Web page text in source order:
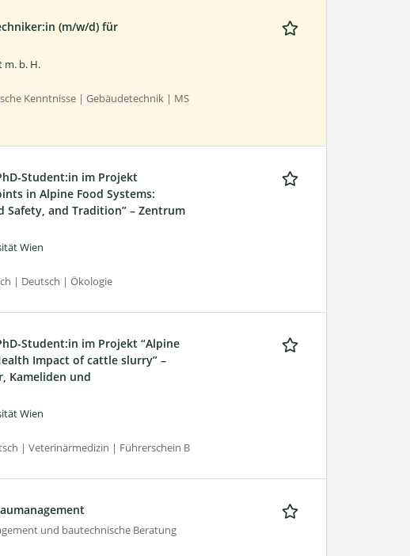
(m/w/d) für
m. b. H.
Kenntnisse | Gebäudetechnik | MS
Student:in im Projekt
in Alpine Food Systems:
Safety, and Tradition” – Zentrum
Wien
| Deutsch | Ökologie
Student:in im Projekt “Alpine
Impact of cattle slurry” –
Kameliden und
Wien
| Veterinärmedizin | Führerschein B
und bautechnische Beratung